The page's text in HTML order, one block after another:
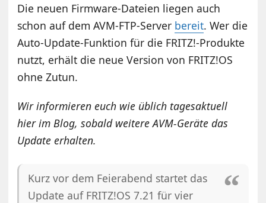
Die neuen Firmware-Dateien liegen auch
schon auf dem AVM-FTP-Server bereit. Wer die
Auto-Update-Funktion für die FRITZ!-Produkte
nutzt, erhält die neue Version von FRITZ!OS
ohne Zutun.
Wir informieren euch wie üblich tagesaktuell
hier im Blog, sobald weitere AVM-Geräte das
Update erhalten.
Kurz vor dem Feierabend startet das
Update auf FRITZ!OS 7.21 für vier